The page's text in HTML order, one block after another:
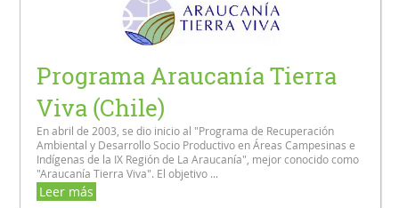
Programa Araucanía Tierra
Viva (Chile)
En abril de 2003, se dio inicio al "Programa de Recuperación
Ambiental y Desarrollo Socio Productivo en Áreas Campesinas e
Indígenas de la IX Región de La Araucanía", mejor conocido como
"Araucanía Tierra Viva". El objetivo ...
Leer más